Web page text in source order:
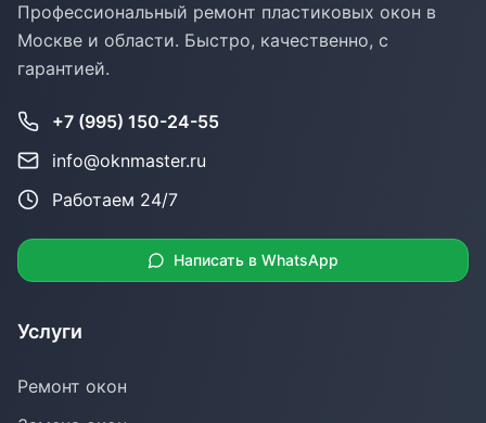
Профессиональный ремонт пластиковых окон в
Москве и области. Быстро, качественно, с
гарантией.
+7 (995) 150-24-55
info@oknmaster.ru
Работаем 24/7
Написать в WhatsApp
Услуги
Ремонт окон